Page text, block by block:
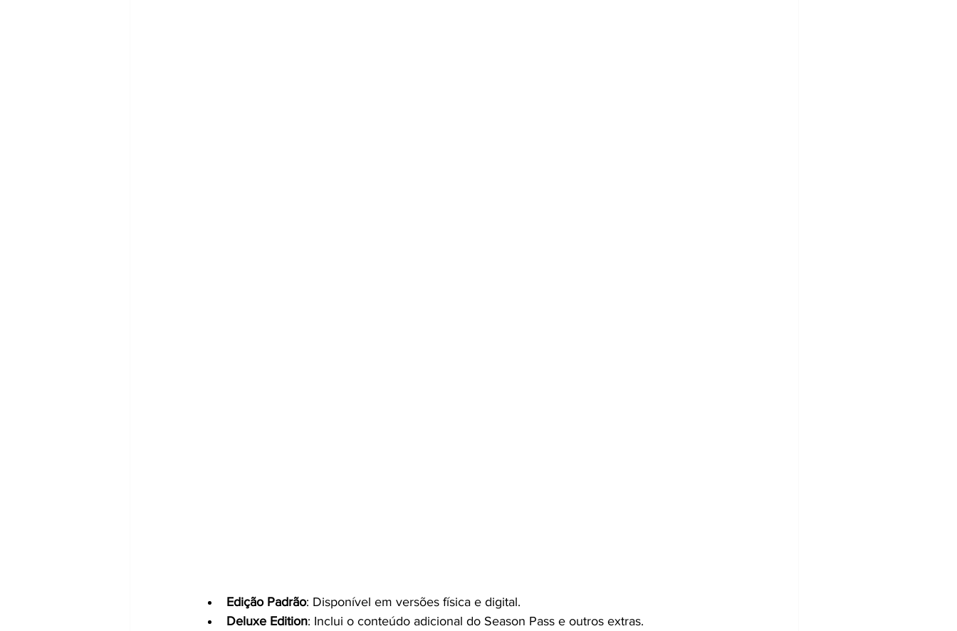
Edição Padrão: Disponível em versões física e digital.
Deluxe Edition: Inclui o conteúdo adicional do Season Pass e outros extras.